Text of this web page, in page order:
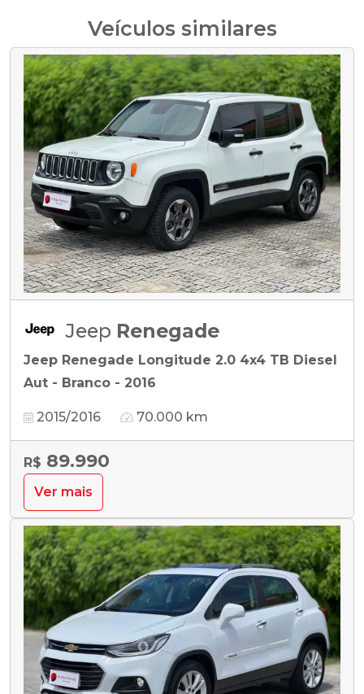
Veículos similares
Jeep Renegade
Jeep Renegade Longitude 2.0 4x4 TB Diesel
Aut - Branco - 2016
2015/2016 70.000 km
R$ 89.990
Ver mais